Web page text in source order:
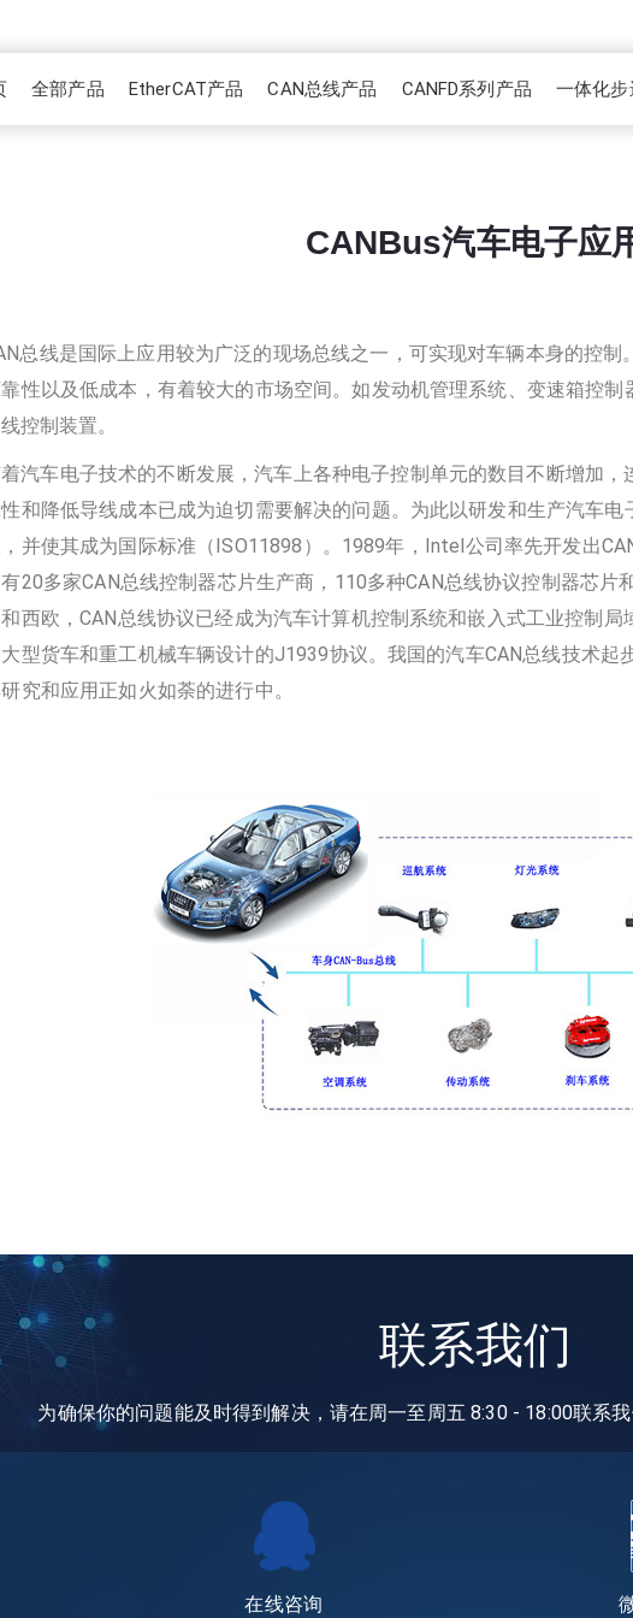
全部产品 EtherCAT产品 CAN总线产品 CANFD系列产品 一体化步
CANBus汽车电子应
总线是国际上应用较为广泛的现场总线之一，可实现对车辆本身的控
性以及低成本，有着较大的市场空间。如发动机管理系统、变速箱控
控制装置。
汽车电子技术的不断发展，汽车上各种电子控制单元的数目不断增加
和降低导线成本已成为迫切需要解决的问题。为此以研发和生产汽车电
并使其成为国际标准（ISO11898）。1989年，Intel公司率先开发出
20多家CAN总线控制器芯片生产商，110多种CAN总线协议控制器芯片
西欧，CAN总线协议已经成为汽车计算机控制系统和嵌入式工业控制
型货车和重工机械车辆设计的J1939协议。我国的汽车CAN总线技术起
究和应用正如火如荼的进行中。
联系我们
为确保你的问题能及时得到解决，请在周一至周五 8:30 - 18:00联系
在线咨询